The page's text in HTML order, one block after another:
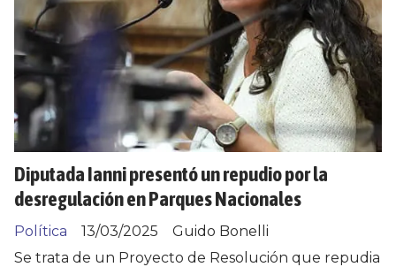
Diputada Ianni presentó un repudio por la
desregulación en Parques Nacionales
Guido Bonelli
Política
13/03/2025
Se trata de un Proyecto de Resolución que repudia